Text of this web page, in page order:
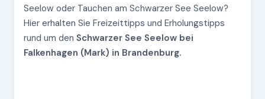
Seelow oder Tauchen am Schwarzer See Seelow?
Hier erhalten Sie Freizeittipps und Erholungstipps
rund um den Schwarzer See Seelow bei
Falkenhagen (Mark) in Brandenburg.